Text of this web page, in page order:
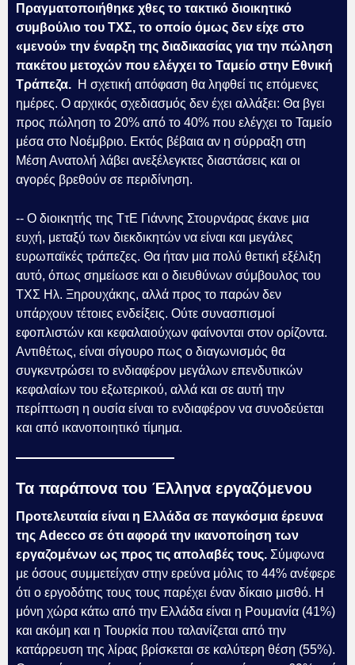
Πραγματοποιήθηκε χθες το τακτικό διοικητικό
συμβούλιο του ΤΧΣ, το οποίο όμως δεν είχε στο
«μενού» την έναρξη της διαδικασίας για την πώληση
πακέτου μετοχών που ελέγχει το Ταμείο στην Εθνική
Τράπεζα. Η σχετική απόφαση θα ληφθεί τις επόμενες
ημέρες. Ο αρχικός σχεδιασμός δεν έχει αλλάξει: Θα βγει
προς πώληση το 20% από το 40% που ελέγχει το Ταμείο
μέσα στο Νοέμβριο. Εκτός βέβαια αν η σύρραξη στη
Μέση Ανατολή λάβει ανεξέλεγκτες διαστάσεις και οι
αγορές βρεθούν σε περιδίνηση.
-- Ο διοικητής της ΤτΕ Γιάννης Στουρνάρας έκανε μια
ευχή, μεταξύ των διεκδικητών να είναι και μεγάλες
ευρωπαϊκές τράπεζες. Θα ήταν μια πολύ θετική εξέλιξη
αυτό, όπως σημείωσε και ο διευθύνων σύμβουλος του
ΤΧΣ Ηλ. Ξηρουχάκης, αλλά προς το παρών δεν
υπάρχουν τέτοιες ενδείξεις. Ούτε συνασπισμοί
εφοπλιστών και κεφαλαιούχων φαίνονται στον ορίζοντα.
Αντιθέτως, είναι σίγουρο πως ο διαγωνισμός θα
συγκεντρώσει το ενδιαφέρον μεγάλων επενδυτικών
κεφαλαίων του εξωτερικού, αλλά και σε αυτή την
περίπτωση η ουσία είναι το ενδιαφέρον να συνοδεύεται
και από ικανοποιητικό τίμημα.
Τα παράπονα του Έλληνα εργαζόμενου
Προτελευταία είναι η Ελλάδα σε παγκόσμια έρευνα
της Adecco σε ότι αφορά την ικανοποίηση των
εργαζομένων ως προς τις απολαβές τους. Σύμφωνα
με όσους συμμετείχαν στην ερεύνα μόλις το 44% ανέφερε
ότι ο εργοδότης τους τους παρέχει έναν δίκαιο μισθό. Η
μόνη χώρα κάτω από την Ελλάδα είναι η Ρουμανία (41%)
και ακόμη και η Τουρκία που ταλανίζεται από την
κατάρρευση της λίρας βρίσκεται σε καλύτερη θέση (55%).